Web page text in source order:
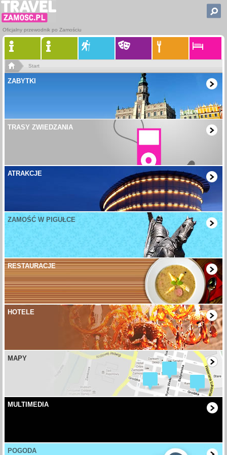
Oficjalny przewodnik po Zamościu
Start
ZABYTKI
TRASY ZWIEDZANIA
ATRAKCJE
ZAMOŚĆ W PIGUŁCE
RESTAURACJE
HOTELE
MAPY
MULTIMEDIA
POGODA